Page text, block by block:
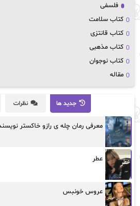
فلسفی
کتاب سلامت
کتاب قانتزی
کتاب مذهبی
کتاب نوجوان
مقاله
جدید ها نظرات
معرفی رمان چله ی رازو خاکستر
عطر
عروس خونبس